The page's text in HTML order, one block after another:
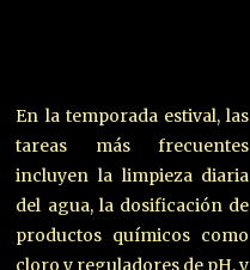
En la temporada estival, las
tareas más frecuentes
incluyen la limpieza diaria
del agua, la dosificación de
productos químicos como
cloro y reguladores de pH, y